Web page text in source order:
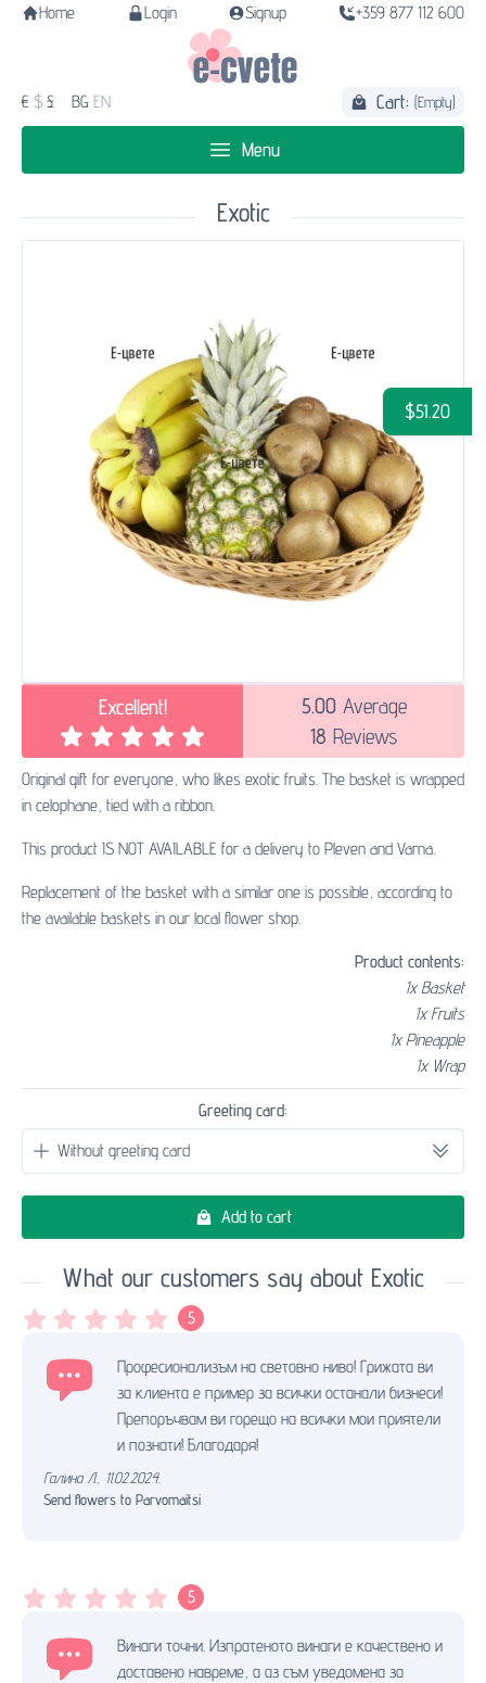
Home Login Signup +359 877 112 600
€ $ £ BG EN Cart: (Empty)
Menu
Exotic
$51.20
Excellent! 5.00Average
18 Reviews
Original gift for everyone, who likes exotic fruits. The basket is wrapped
in celophane, tied with a ribbon.
This product IS NOT AVAILABLE for a delivery to Pleven and Varna.
Replacement of the basket with a similar one is possible, according to
the available baskets in our local flower shop.
Product contents:
1x Basket
1x Fruits
1x Pineapple
1x Wrap
Greeting card:
Add to cart
What our customers say about Exotic
5
Професионализъм на световно ниво! Грижата ви
за клиента е пример за всички останали бизнеси!
Препоръчвам ви горещо на всички мои приятели
и познати! Благодаря!
Галина Л., 11.02.2024.
Send flowers to Parvomaitsi
5
Винаги точни. Изпратеното винаги е качествено и
доставено навреме, а аз съм уведомена за